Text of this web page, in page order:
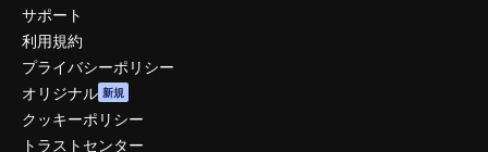
サポート
利用規約
プライバシーポリシー
オリジナル 新規
クッキーポリシー
トラストセンター